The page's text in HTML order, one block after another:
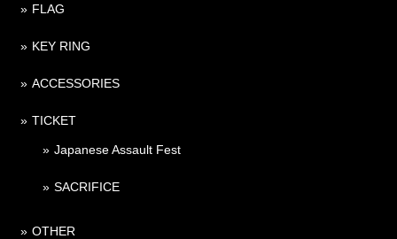
FLAG
KEY RING
ACCESSORIES
TICKET
Japanese Assault Fest
SACRIFICE
OTHER